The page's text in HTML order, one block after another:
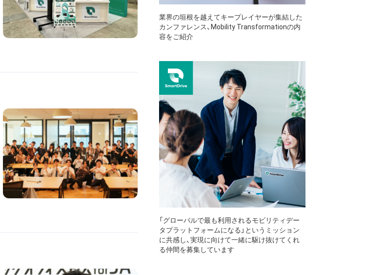
業界の垣根を越えてキープレイヤーが集結した
カンファレンス、Mobility Transformationの内
容をご紹介
「グローバルで最も利用されるモビリティデー
タプラットフォームになる」というミッション
に共感し、実現に向けて一緒に駆け抜けてくれ
る仲間を募集しています